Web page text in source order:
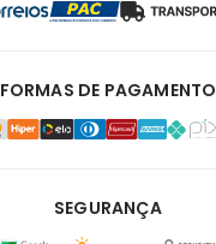
FORMAS DE PAGAMENTO
SEGURANÇA